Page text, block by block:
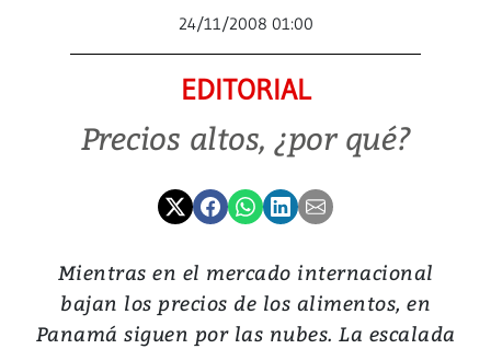
24/11/2008 01:00
EDITORIAL
Precios altos, ¿por qué?
Mientras en el mercado internacional
bajan los precios de los alimentos, en
Panamá siguen por las nubes. La escalada